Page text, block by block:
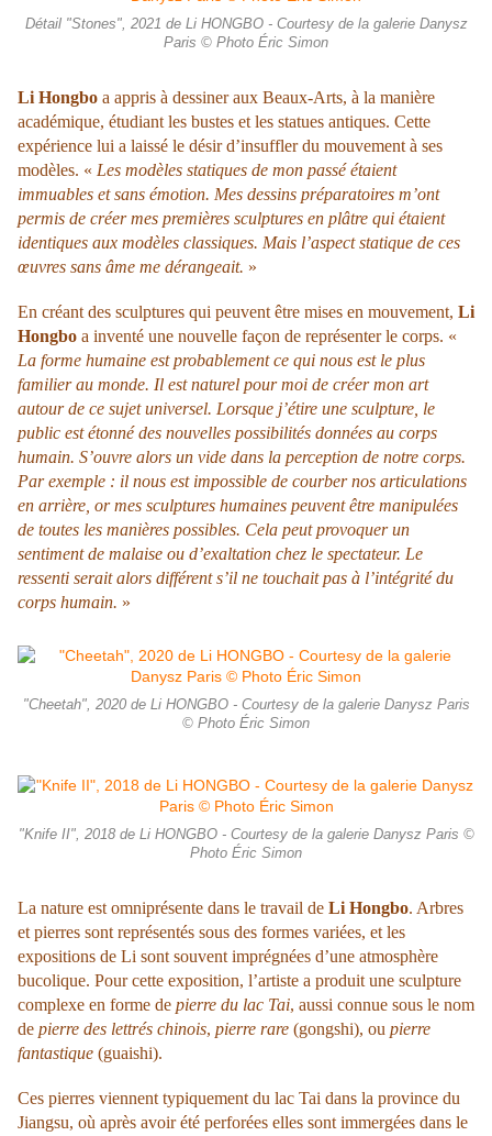
Détail "Stones", 2021 de Li HONGBO - Courtesy de la galerie Danysz
Paris © Photo Éric Simon
Li Hongbo a appris à dessiner aux Beaux-Arts, à la manière
académique, étudiant les bustes et les statues antiques. Cette
expérience lui a laissé le désir d’insuffler du mouvement à ses
modèles. « Les modèles statiques de mon passé étaient
immuables et sans émotion. Mes dessins préparatoires m’ont
permis de créer mes premières sculptures en plâtre qui étaient
identiques aux modèles classiques. Mais l’aspect statique de ces
œuvres sans âme me dérangeait. »
En créant des sculptures qui peuvent être mises en mouvement, Li
Hongbo a inventé une nouvelle façon de représenter le corps. «
La forme humaine est probablement ce qui nous est le plus
familier au monde. Il est naturel pour moi de créer mon art
autour de ce sujet universel. Lorsque j’étire une sculpture, le
public est étonné des nouvelles possibilités données au corps
humain. S’ouvre alors un vide dans la perception de notre corps.
Par exemple : il nous est impossible de courber nos articulations
en arrière, or mes sculptures humaines peuvent être manipulées
de toutes les manières possibles. Cela peut provoquer un
sentiment de malaise ou d’exaltation chez le spectateur. Le
ressenti serait alors différent s’il ne touchait pas à l’intégrité du
corps humain. »
"Cheetah", 2020 de Li HONGBO - Courtesy de la galerie Danysz Paris
© Photo Éric Simon
"Knife II", 2018 de Li HONGBO - Courtesy de la galerie Danysz Paris ©
Photo Éric Simon
La nature est omniprésente dans le travail de Li Hongbo. Arbres
et pierres sont représentés sous des formes variées, et les
expositions de Li sont souvent imprégnées d’une atmosphère
bucolique. Pour cette exposition, l’artiste a produit une sculpture
complexe en forme de pierre du lac Tai, aussi connue sous le nom
de pierre des lettrés chinois, pierre rare (gongshi), ou pierre
fantastique (guaishi).
Ces pierres viennent typiquement du lac Tai dans la province du
Jiangsu, où après avoir été perforées elles sont immergées dans le